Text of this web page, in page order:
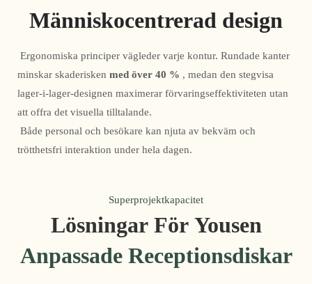
Människocentrerad design
minskar skaderisken med över 40 % , medan den stegvisa
lager-i-lager-designen maximerar förvaringseffektiviteten utan
att offra det visuella tilltalande.
trötthetsfri interaktion under hela dagen.
Superprojektkapacitet
Lösningar För Yousen
Anpassade Receptionsdiskar